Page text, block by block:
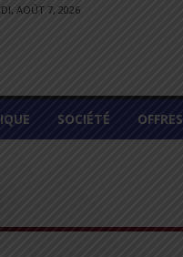
AOÛT 7, 2026
SOCIÉTÉ OFFRES